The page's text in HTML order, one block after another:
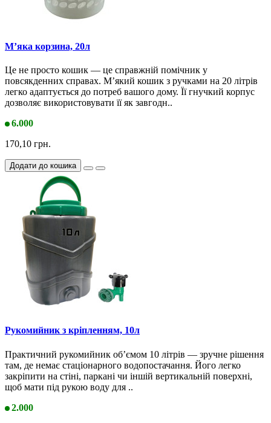
М’яка корзина, 20л
Це не просто кошик — це справжній помічник у
повсякденних справах. М’який кошик з ручками на 20 літрів
легко адаптується до потреб вашого дому. Її гнучкий корпус
дозволяє використовувати її як завгодн..
6.000
170,10 грн.
Додати до кошика
Рукомийник з кріпленням, 10л
Практичний рукомийник об’ємом 10 літрів — зручне рішення
там, де немає стаціонарного водопостачання. Його легко
закріпити на стіні, паркані чи іншій вертикальній поверхні,
щоб мати під рукою воду для ..
2.000